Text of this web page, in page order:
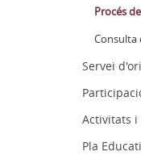
Procés
Consulta
Servei
Activitats i
Pla